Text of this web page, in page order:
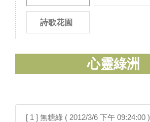
詩歌花園
心靈綠洲
[ 1 ] 無糖綠 ( 2012/3/6 下午 09:24:00 )